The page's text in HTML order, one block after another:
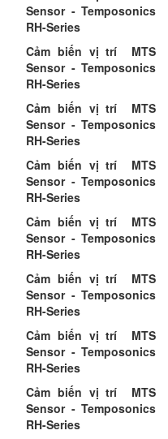
Sensor - Temposonics
RH-Series
Cảm biến vị trí MTS
Sensor - Temposonics
RH-Series
Cảm biến vị trí MTS
Sensor - Temposonics
RH-Series
Cảm biến vị trí MTS
Sensor - Temposonics
RH-Series
Cảm biến vị trí MTS
Sensor - Temposonics
RH-Series
Cảm biến vị trí MTS
Sensor - Temposonics
RH-Series
Cảm biến vị trí MTS
Sensor - Temposonics
RH-Series
Cảm biến vị trí MTS
Sensor - Temposonics
RH-Series